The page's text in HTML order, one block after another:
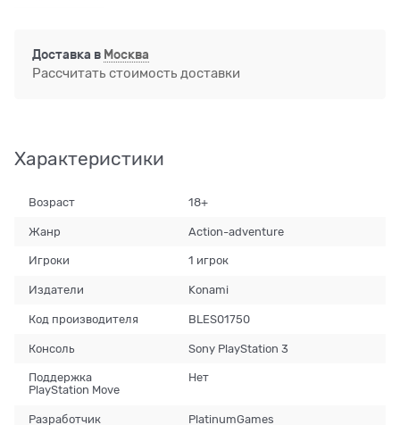
Доставка в Москва
Рассчитать стоимость доставки
Характеристики
Возраст 18+
Жанр Action-adventure
Игроки 1 игрок
Издатели Konami
Код производителя BLES01750
Консоль Sony PlayStation 3
Поддержка
PlayStation Move
Нет
Разработчик PlatinumGames